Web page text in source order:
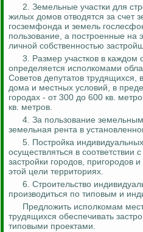
2. Земельные участки для
жилых домов отводятся за счет
госземфонда и земель
пользование, а построенные на
личной собственностью
3. Размер участков в каждом
определяется исполкомами
Советов депутатов трудящихся,
дома и местных условий, в
городах - от 300 до 600 кв.
кв. метров.
4. За пользование
земельная рента в
5. Постройка
осуществляться в соответствии
застройки городов, пригородов
этой цели территориях.
6. Строительство
производиться по типовым и
Предложить исполкомам
трудящихся обеспечивать
типовыми проектами.